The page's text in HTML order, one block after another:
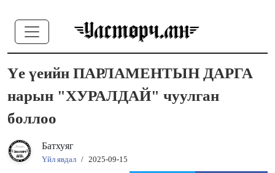
Үе үеийн ПАРЛАМЕНТЫН ДАРГА
нарын "ХУРАЛДАЙ" чуулган
боллоо
Батхуяг
Үйл явдал / 2025-09-15